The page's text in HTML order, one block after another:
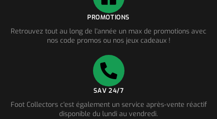
PROMOTIONS
Retrouvez tout au long de l'année un max de promotions avec
nos code promos ou nos jeux cadeaux !
SAV 24/7
Foot Collectors c'est également un service après-vente réactif
disponible du lundi au vendredi.